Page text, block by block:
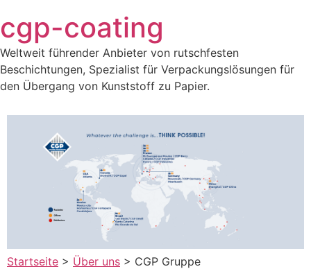
Inhalt
springen
cgp-coating
Weltweit führender Anbieter von rutschfesten
Beschichtungen, Spezialist für Verpackungslösungen für
den Übergang von Kunststoff zu Papier.
Startseite > Über uns > CGP Gruppe